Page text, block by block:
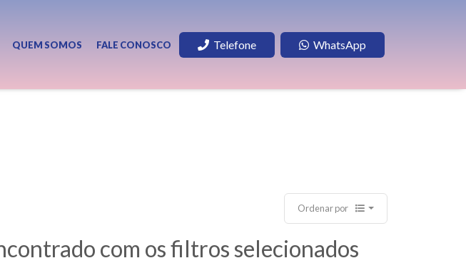
QUEM SOMOS FALE CONOSCO Telefone WhatsApp
Ordenar por
com os filtros selecionados